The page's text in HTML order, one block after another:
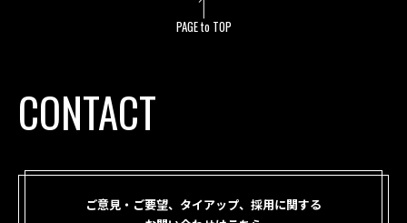
PAGE to TOP
CONTACT
ご意見・ご要望、タイアップ、採用に関する